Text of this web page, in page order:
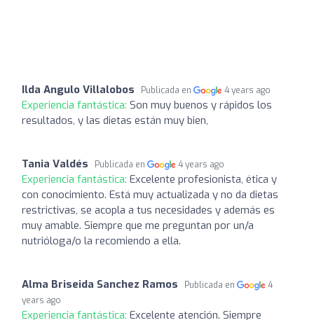
Ilda Angulo Villalobos Publicada en 4 years ago
Experiencia fantástica: Son muy buenos y rápidos los
resultados, y las dietas están muy bien,
Tania Valdés Publicada en 4 years ago
Experiencia fantástica: Excelente profesionista, ética y
con conocimiento. Está muy actualizada y no da dietas
restrictivas, se acopla a tus necesidades y además es
muy amable. Siempre que me preguntan por un/a
nutrióloga/o la recomiendo a ella.
Alma Briseida Sanchez Ramos Publicada en
4
years ago
Experiencia fantástica: Excelente atención. Siempre